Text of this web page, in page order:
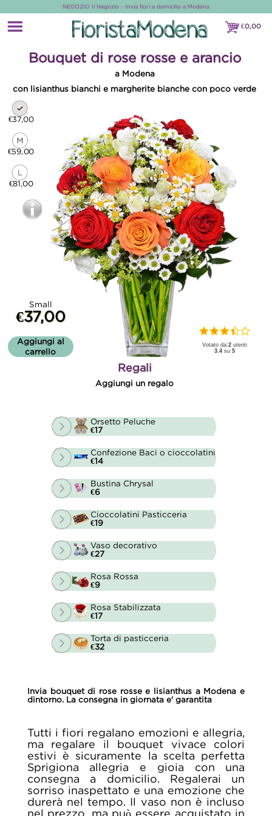
NEGOZIO Il Negozio - Invia fiori a domicilio a Modena
€0,00
€0,00
Bouquet di rose rosse e arancio
a Modena
con lisianthus bianchi e margherite bianche con poco verde
€37,00
€59,00
€81,00
Small
€37,00
Aggiungi al
carrello
Votato da:2 utenti
3.4 su5
Regali
Aggiungi un regalo
Orsetto Peluche
€17
Confezione Baci o cioccolatini
€14
Bustina Chrysal
€6
Cioccolatini Pasticceria
€19
Vaso decorativo
€27
Rosa Rossa
€9
Rosa Stabilizzata
€17
Torta di pasticceria
€32
Invia bouquet di rose rosse e lisianthus a Modena e
dintorno. La consegna in giornata e' garantita
Tutti i fiori regalano emozioni e allegria,
ma regalare il bouquet vivace colori
estivi è sicuramente la scelta perfetta
Sprigiona allegria e gioia con una
consegna a domicilio. Regalerai un
sorriso inaspettato e una emozione che
durerà nel tempo. Il vaso non è incluso
nel prezzo, ma può essere acquistato in